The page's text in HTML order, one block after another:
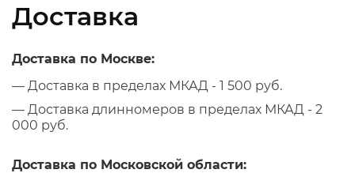
Доставка
Доставка по Москве:
— Доставка в пределах МКАД - 1 500 руб.
— Доставка длинномеров в пределах МКАД - 2
000 руб.
Доставка по Московской области: